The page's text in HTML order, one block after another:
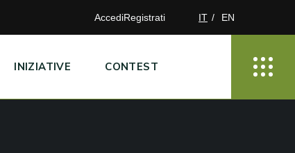
AccediRegistrati IT EN
INIZIATIVE CONTEST